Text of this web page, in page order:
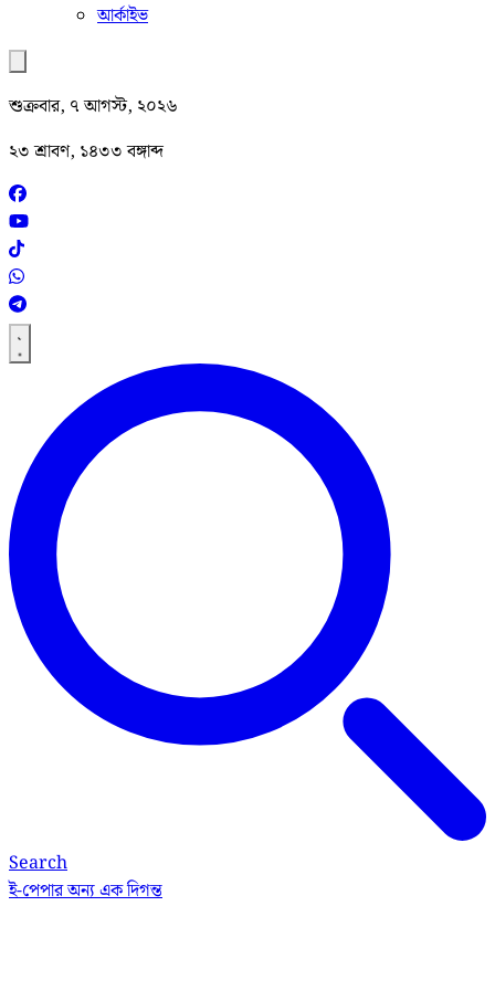
আর্কাইভ
শুক্রবার, ৭ আগস্ট, ২০২৬
২৩ শ্রাবণ, ১৪৩৩ বঙ্গাব্দ
Search
ই-পেপারঅন্য এক দিগন্ত